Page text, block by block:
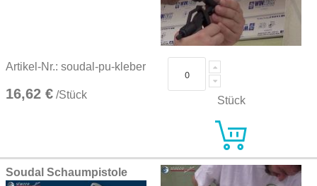
Artikel-Nr.: soudal-pu-kleber
16,62 € /Stück Stück
Soudal Schaumpistole